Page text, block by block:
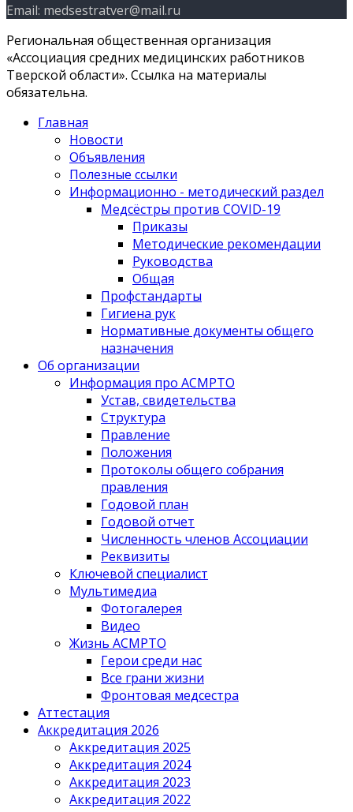
Email: medsestratver@mail.ru
Региональная общественная организация
«Ассоциация средних медицинских работников
Тверской области». Ссылка на материалы
обязательна.
Главная
Новости
Объявления
Полезные ссылки
Информационно - методический раздел
Медсёстры против COVID-19
Приказы
Методические рекомендации
Руководства
Общая
Профстандарты
Гигиена рук
Нормативные документы общего
назначения
Об организации
Информация про АСМРТО
Устав, свидетельства
Структура
Правление
Положения
Протоколы общего собрания
правления
Годовой план
Годовой отчет
Численность членов Ассоциации
Реквизиты
Ключевой специалист
Мультимедиа
Фотогалерея
Видео
Жизнь АСМРТО
Герои среди нас
Все грани жизни
Фронтовая медсестра
Аттестация
Аккредитация 2026
Аккредитация 2025
Аккредитация 2024
Аккредитация 2023
Аккредитация 2022